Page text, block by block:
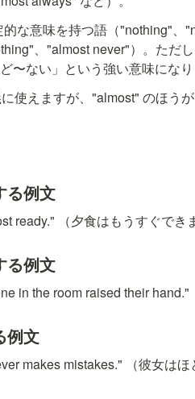
な意味を持つ語（"nothing"、
、"almost never"）。ただ
〜ない」という強い意味になり
使えますが、"almost" のほう
る例文
ready." （夕食はもうすぐでき
る例文
in the room raised their hand."
例文
makes mistakes." （彼女はほ